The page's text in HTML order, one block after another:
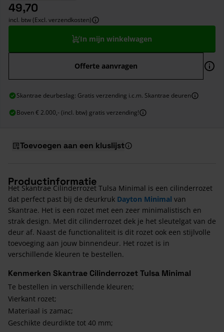
49,70
incl. btw (Excl. verzendkosten)
In mijn winkelwagen
Offerte aanvragen
Skantrae deurbeslag: Gratis verzending i.c.m. Skantrae deuren
Boven € 2.000,- (incl. btw) gratis verzending!
Toevoegen aan een kluslijst
Productinformatie
Het Skantrae Cilinderrozet Tulsa Minimal is een cilinderrozet
dat perfect past bij de deurkruk Dayton Minimal van
Skantrae. Het is een rozet met een zeer minimalistisch en
strak design. Met dit cilinderrozet dek je het sleutelgat van de
deur af. Naast de functionaliteit is dit rozet ook een stijlvolle
toevoeging aan jouw binnendeur. Het rozet is in
verschillende kleuren te bestellen.
Kenmerken Skantrae Cilinderrozet Tulsa Minimal
Te bestellen in verschillende kleuren;
Vierkant rozet;
Materiaal is zamac;
Geschikte deurdikte tot 40 mm;